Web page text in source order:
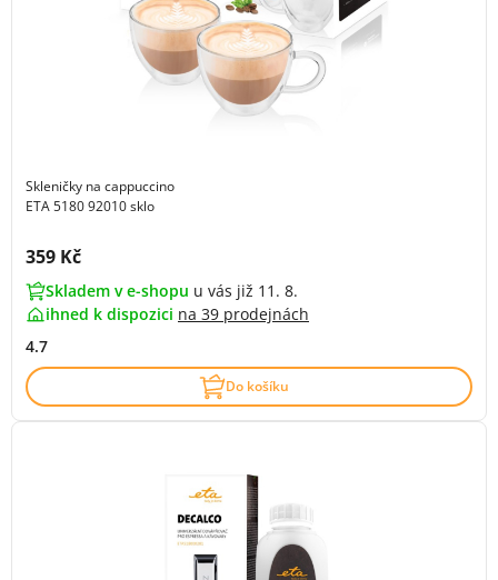
Skleničky na cappuccino
ETA 5180 92010 sklo
Cena s DPH:
359 Kč
Skladem v e-shopu u vás již 11. 8.
ihned k dispozici na 39 prodejnách
4.7
Do košíku